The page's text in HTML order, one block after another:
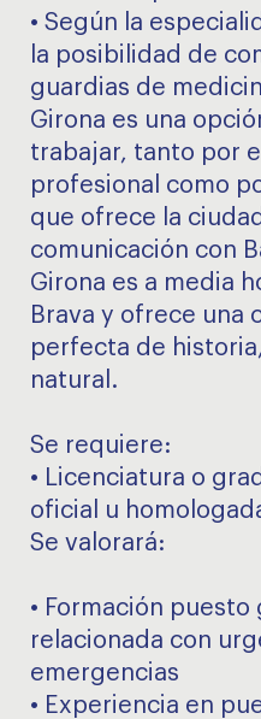
• Según la
la posibilidad de
guardias de
Girona es una
trabajar, tanto por
profesional como
que ofrece la
comunicación con
Girona es a media
Brava y ofrece una
perfecta de
natural.
Se requiere:
• Licenciatura o
oficial u
Se valorará:
• Formación puesto
relacionada con
emergencias
• Experiencia en